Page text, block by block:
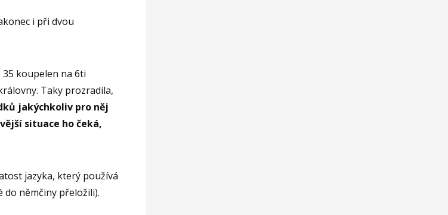
i při dvou
35 koupelen na 6ti
Taky prozradila,
jakýchkoliv pro něj
situace ho čeká,
jazyka, který používá
němčiny přeložili).